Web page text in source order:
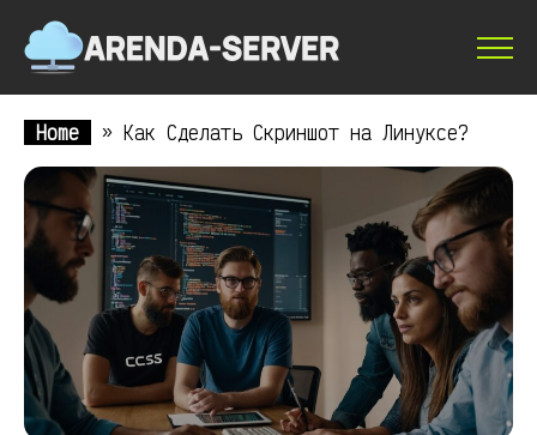
Home » Как Сделать Скриншот на Линуксе?